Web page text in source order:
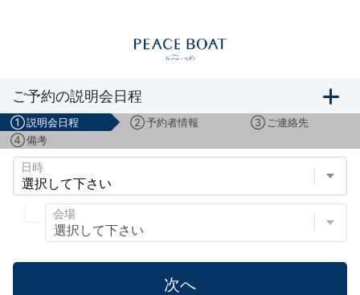
船旅説明会のご予約
ご予約の説明会日程
①説明会日程 ②予約者情報 ③ ご連絡先
④備考
日時
会場
次へ